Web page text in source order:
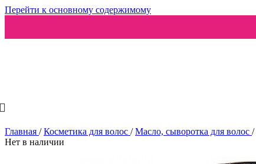
Перейти к основному содержимому
Главная / Косметика для волос / Масло, сыворотка для волос /
Нет в наличии